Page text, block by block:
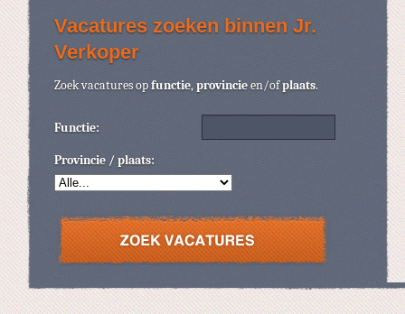
Vacatures zoeken binnen Jr.
Verkoper
Zoek vacatures opfunctie,provincieen/ofplaats.
Functie:
Provincie / plaats: